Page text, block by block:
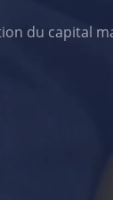
du capital